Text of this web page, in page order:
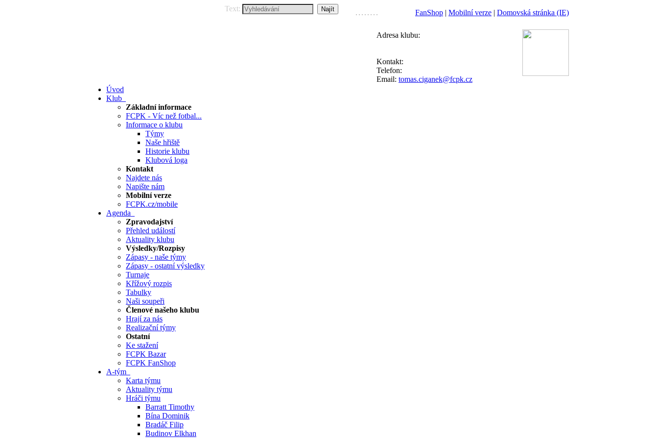
Text: FanShop | Mobilní verze | Domovská stránka (IE)
Adresa klubu:
Kontakt:
Telefon:
Email: tomas.ciganek@fcpk.cz
Úvod
Klub
Základní informace
FCPK - Víc než fotbal...
Informace o klubu
Týmy
Naše hřiště
Historie klubu
Klubová loga
Kontakt
Najdete nás
Napište nám
Mobilní verze
FCPK.cz/mobile
Agenda
Zpravodajství
Přehled událostí
Aktuality klubu
Výsledky/Rozpisy
Zápasy - naše týmy
Zápasy - ostatní výsledky
Turnaje
Křížový rozpis
Tabulky
Naši soupeři
Členové našeho klubu
Hrají za nás
Realizační týmy
Ostatní
Ke stažení
FCPK Bazar
FCPK FanShop
A-tým
Karta týmu
Aktuality týmu
Hráči týmu
Barratt Timothy
Bína Dominik
Bradáč Filip
Budinov Elkhan